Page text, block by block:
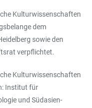
Kulturwissenschaften
dem
sowie den
verpflichtet.
Kulturwissenschaften
Institut für
und Südasien-